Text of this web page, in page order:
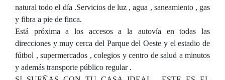
natural todo el día .Servicios de luz , agua , saneamiento , gas
y fibra a pie de finca.
Está próxima a los accesos a la autovía en todas las
direcciones y muy cerca del Parque del Oeste y el estadio de
fútbol , supermercados , colegios y centro de salud a minutos
y además transporte público regular .